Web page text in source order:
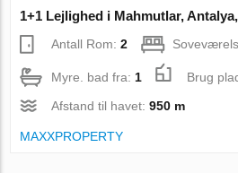
1+1 Lejlighed i Mahmutlar,
Antall Rom:2
Myre. bad fra: 1 Brug
Afstand til havet:950 m
MAXXPROPERTY